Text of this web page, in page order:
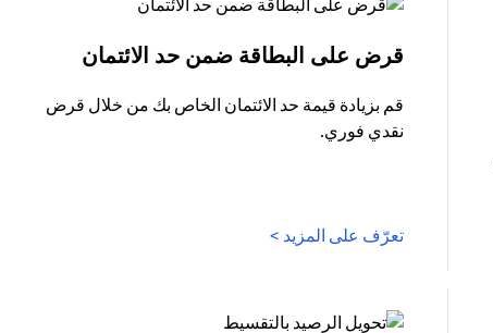
قرض على البطاقة ضمن حد الائتمان
قم بزيادة قيمة حد الائتمان الخاص بك من خلال قرض
نقدي فوري.
تعرّف على المزيد >